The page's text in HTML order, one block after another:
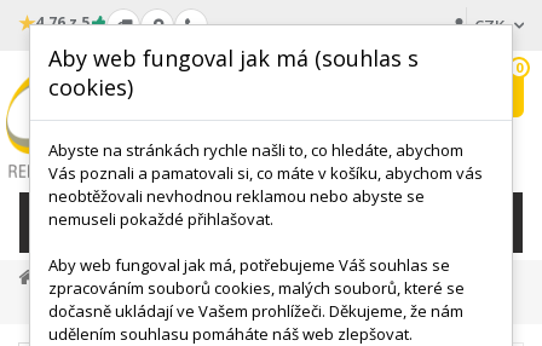
★4.76 z 5 CZK
wishlist
0
KATEGORIE
MÍČE, BALÓNY
Dětská Hopsadla
HOP Skákací Míč 45 - 50 Cm
Aby web fungoval jak má (souhlas s
cookies)
Abyste na stránkách rychle našli to, co hledáte, abychom
Vás poznali a pamatovali si, co máte v košíku, abychom vás
neobtěžovali nevhodnou reklamou nebo abyste se
nemuseli pokaždé přihlašovat.
Aby web fungoval jak má, potřebujeme Váš souhlas se
zpracováním souborů cookies, malých souborů, které se
dočasně ukládají ve Vašem prohlížeči. Děkujeme, že nám
udělením souhlasu pomáháte náš web zlepšovat.